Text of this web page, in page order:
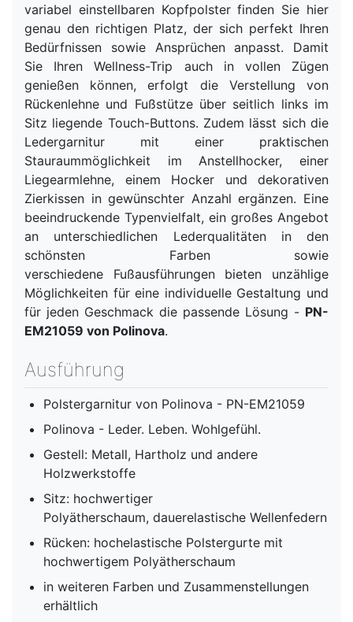
variabel einstellbaren Kopfpolster finden Sie hier
genau den richtigen Platz, der sich perfekt Ihren
Bedürfnissen sowie Ansprüchen anpasst. Damit
Sie Ihren Wellness-Trip auch in vollen Zügen
genießen können, erfolgt die Verstellung von
Rückenlehne und Fußstütze über seitlich links im
Sitz liegende Touch-Buttons. Zudem lässt sich die
Ledergarnitur mit einer praktischen
Stauraummöglichkeit im Anstellhocker, einer
Liegearmlehne, einem Hocker und dekorativen
Zierkissen in gewünschter Anzahl ergänzen. Eine
beeindruckende Typenvielfalt, ein großes Angebot
an unterschiedlichen Lederqualitäten in den
schönsten Farben sowie
verschiedene Fußausführungen bieten unzählige
Möglichkeiten für eine individuelle Gestaltung und
für jeden Geschmack die passende Lösung - PN-
EM21059 von Polinova.
Ausführung
Polstergarnitur von Polinova - PN-EM21059
Polinova - Leder. Leben. Wohlgefühl.
Gestell: Metall, Hartholz und andere
Holzwerkstoffe
Sitz: hochwertiger
Polyätherschaum, dauerelastische Wellenfedern
Rücken: hochelastische Polstergurte mit
hochwertigem Polyätherschaum
in weiteren Farben und Zusammenstellungen
erhältlich